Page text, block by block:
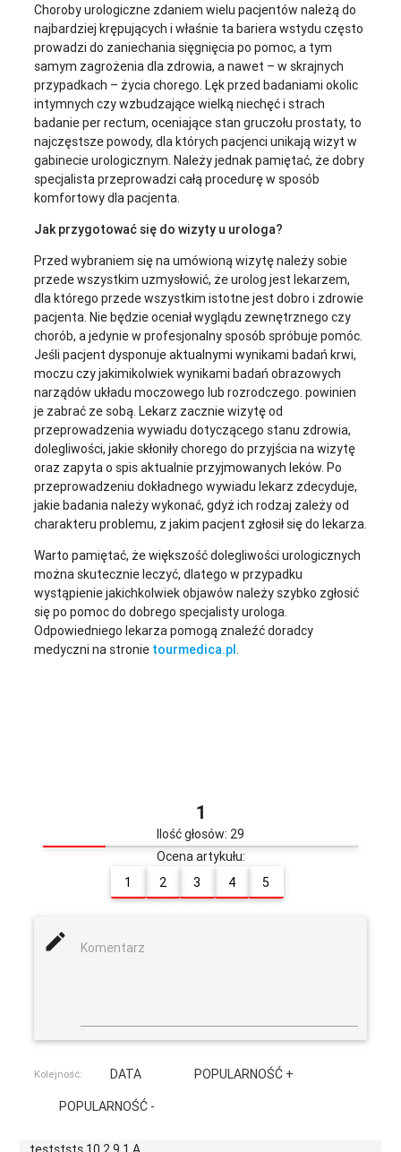
Choroby urologiczne zdaniem wielu pacjentów należą do
najbardziej krępujących i właśnie ta bariera wstydu często
prowadzi do zaniechania sięgnięcia po pomoc, a tym
samym zagrożenia dla zdrowia, a nawet – w skrajnych
przypadkach – życia chorego. Lęk przed badaniami okolic
intymnych czy wzbudzające wielką niechęć i strach
badanie per rectum, oceniające stan gruczołu prostaty, to
najczęstsze powody, dla których pacjenci unikają wizyt w
gabinecie urologicznym. Należy jednak pamiętać, że dobry
specjalista przeprowadzi całą procedurę w sposób
komfortowy dla pacjenta.
Jak przygotować się do wizyty u urologa?
Przed wybraniem się na umówioną wizytę należy sobie
przede wszystkim uzmysłowić, że urolog jest lekarzem,
dla którego przede wszystkim istotne jest dobro i zdrowie
pacjenta. Nie będzie oceniał wyglądu zewnętrznego czy
chorób, a jedynie w profesjonalny sposób spróbuje pomóc.
Jeśli pacjent dysponuje aktualnymi wynikami badań krwi,
moczu czy jakimikolwiek wynikami badań obrazowych
narządów układu moczowego lub rozrodczego. powinien
je zabrać ze sobą. Lekarz zacznie wizytę od
przeprowadzenia wywiadu dotyczącego stanu zdrowia,
dolegliwości, jakie skłoniły chorego do przyjścia na wizytę
oraz zapyta o spis aktualnie przyjmowanych leków. Po
przeprowadzeniu dokładnego wywiadu lekarz zdecyduje,
jakie badania należy wykonać, gdyż ich rodzaj zależy od
charakteru problemu, z jakim pacjent zgłosił się do lekarza.
Warto pamiętać, że większość dolegliwości urologicznych
można skutecznie leczyć, dlatego w przypadku
wystąpienie jakichkolwiek objawów należy szybko zgłosić
się po pomoc do dobrego specjalisty urologa.
Odpowiedniego lekarza pomogą znaleźć doradcy
medyczni na stronie tourmedica.pl.
1
Ilość głosów: 29
Ocena artykułu:
1
2 3 4 5
mode_edit Komentarz
Kolejność: DATA
POPULARNOŚĆ +
POPULARNOŚĆ -